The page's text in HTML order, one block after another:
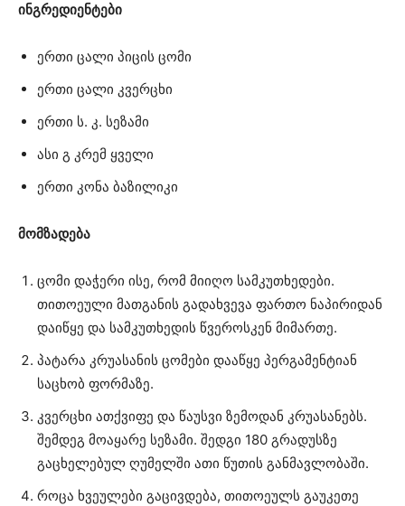
ინგრედიენტები
ერთი ცალი პიცის ცომი
ერთი ცალი კვერცხი
ერთი ს. კ. სეზამი
ასი გ კრემ ყველი
ერთი კონა ბაზილიკი
მომზადება
ცომი დაჭერი ისე, რომ მიიღო სამკუთხედები.
თითოეული მათგანის გადახვევა ფართო ნაპირიდან
დაიწყე და სამკუთხედის წვეროსკენ მიმართე.
პატარა კრუასანის ცომები დააწყე პერგამენტიან
საცხობ ფორმაზე.
კვერცხი ათქვიფე და წაუსვი ზემოდან კრუასანებს.
შემდეგ მოაყარე სეზამი. შედგი 180 გრადუსზე
გაცხელებულ ღუმელში ათი წუთის განმავლობაში.
როცა ხვეულები გაცივდება, თითოეულს გაუკეთე